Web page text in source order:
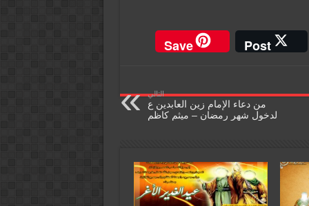
Post
Save
التالي
من دعاء الإمام زين العابدين ع
لدخول شهر رمضان – ميثم كاظم